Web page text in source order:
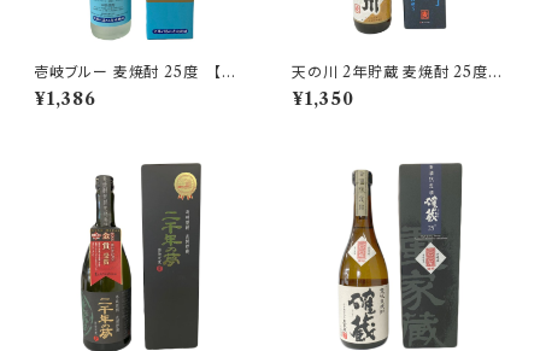
壱岐ブルー 麦焼酎 25度 【玄
海酒造】
¥1,386
天の川 2年貯蔵 麦焼酎 25度 7
20ml【天の川酒造】
¥1,350